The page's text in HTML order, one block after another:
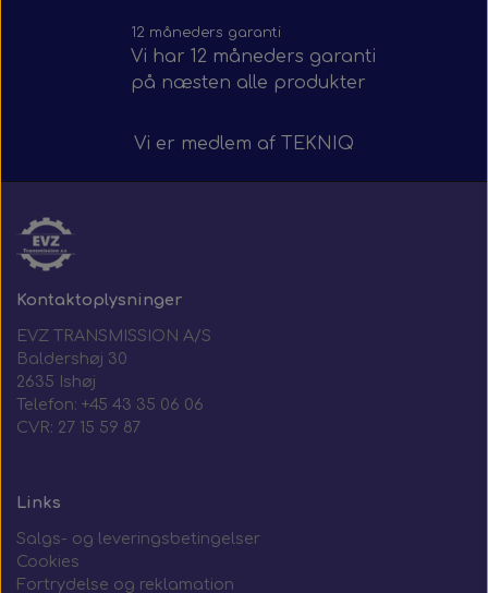
12 måneders garanti
Vi har 12 måneders garanti
på næsten alle produkter
Vi er medlem af TEKNIQ
Kontaktoplysninger
EVZ TRANSMISSION A/S
Baldershøj 30
2635 Ishøj
Telefon: +45 43 35 06 06
CVR: 27 15 59 87
Links
Salgs- og leveringsbetingelser
Cookies
Fortrydelse og reklamation